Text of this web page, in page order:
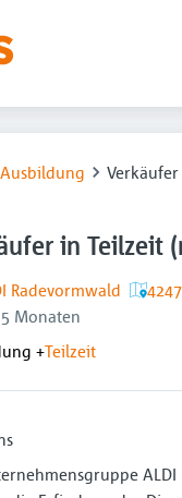
Ausbildung
in Teilzeit
Radevormwald
:
Monaten
+Teilzeit